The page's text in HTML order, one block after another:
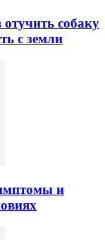
собаку
с земли
и